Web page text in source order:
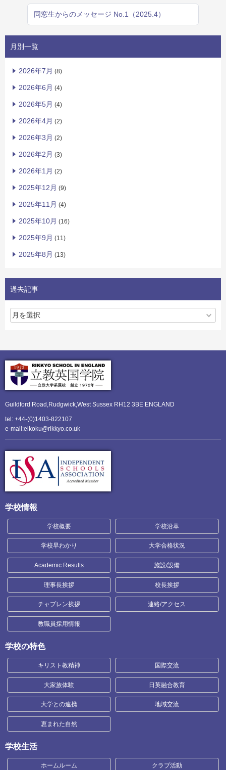
同窓生からのメッセージ No.1（2025.4）
月別一覧
2026年7月 (8)
2026年6月 (4)
2026年5月 (4)
2026年4月 (2)
2026年3月 (2)
2026年2月 (3)
2026年1月 (2)
2025年12月 (9)
2025年11月 (4)
2025年10月 (16)
2025年9月 (11)
2025年8月 (13)
過去記事
Guildford Road,Rudgwick,West Sussex RH12 3BE ENGLAND
tel: +44-(0)1403-822107
e-mail:eikoku@rikkyo.co.uk
学校情報
学校概要 学校沿革
学校早わかり 大学合格状況
Academic Results 施設/設備
理事長挨拶 校長挨拶
チャプレン挨拶 連絡/アクセス
教職員採用情報
学校の特色
キリスト教精神 国際交流
大家族体験 日英融合教育
大学との連携 地域交流
恵まれた自然
学校生活
ホームルーム クラブ活動